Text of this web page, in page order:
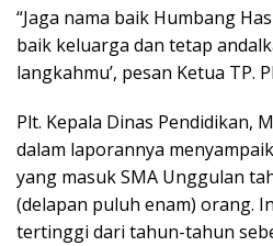
“Jaga nama baik Humbang
baik keluarga dan tetap
langkahmu’, pesan Ketua TP.
Plt. Kepala Dinas Pendidikan,
dalam laporannya
yang masuk SMA Unggulan
(delapan puluh enam) orang.
tertinggi dari tahun-tahun